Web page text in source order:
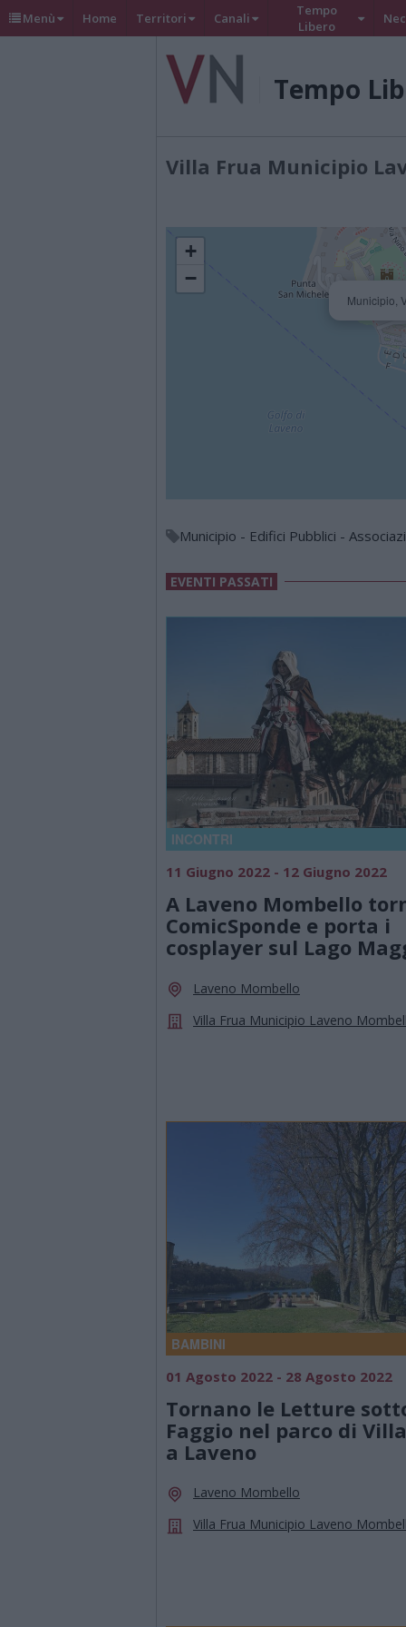
Menù Home Territori Canali
Tempo
Libero
Tempo
Villa Frua Municipio
Municipio,
+
−
Municipio - Edifici Pubblici -
EVENTI PASSATI
INCONTRI
11 Giugno 2022 - 12 Giugno 2022
A Laveno Mombello
ComicSponde e porta i
cosplayer sul Lago
Laveno Mombello
Villa Frua Municipio Laveno
BAMBINI
01 Agosto 2022 - 28 Agosto 2022
Tornano le Letture
Faggio nel parco di
a Laveno
Laveno Mombello
Villa Frua Municipio Laveno